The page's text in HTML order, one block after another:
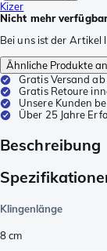
Kizer
Nicht mehr verfügbar
Bei uns ist der Artikel
Ähnliche Produkte
Gratis Versand
Gratis Retoure
Unsere Kunden
Über 25 Jahre
Beschreibung
Klingenlänge
8cm